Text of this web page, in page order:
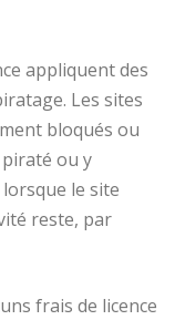
appliquent des
Les sites
bloqués ou
ou y
le site
reste, par
frais de licence